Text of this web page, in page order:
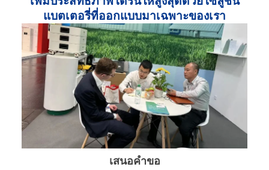
แบตเตอรี่ที่ออกแบบมาเฉพาะของเรา
เสนอคำขอ